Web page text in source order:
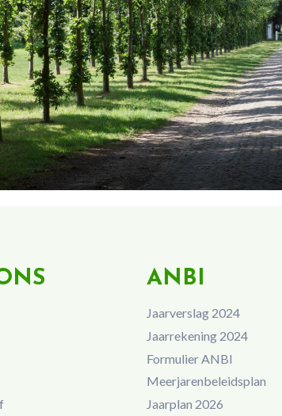
ANBI
Jaarverslag 2024
Jaarrekening 2024
Formulier ANBI
Meerjarenbeleidsplan
Jaarplan 2026